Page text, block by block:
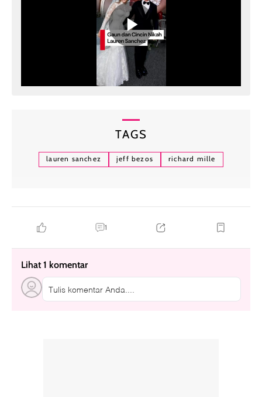
TAGS
lauren sanchez jeff bezos richard mille
1
Lihat 1 komentar
Tulis komentar Anda....